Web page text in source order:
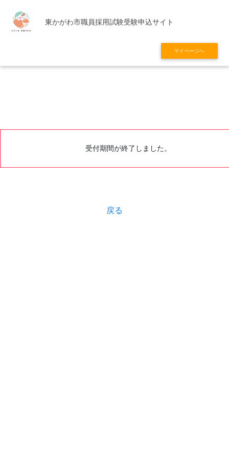
東かがわ市職員採用試験受験申込サイト
マイページへ
受付期間が終了しました。
戻る